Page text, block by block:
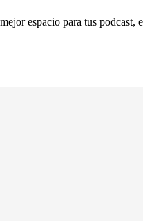
espacio para tus podcast,